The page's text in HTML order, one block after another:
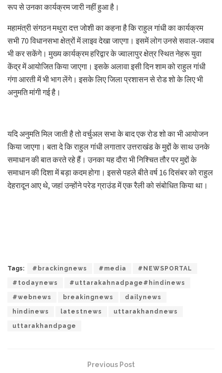
रूप से उनका कार्यक्रम जारी नहीं हुआ है।
महामंत्री संगठन मथुरा दत्त जोशी का कहना है कि राहुल गांधी का कार्यक्रम
सभी 70 विधानसभा क्षेत्रों में लाइव देखा जाएगा। इसमें लोग उनसे सवाल-जवाब
भी कर सकेंगे। मुख्य कार्यक्रम हरिद्वार के ज्वालापुर क्षेत्र स्थित नेहरू युवा
केंद्र में आयोजित किया जाएगा। इसके अलावा इसी दिन शाम को राहुल गांधी
गंगा आरती में भी भाग लेंगे। इसके लिए जिला प्रशासन से रोड शो के लिए भी
अनुमति मांगी गई है।
यदि अनुमति मिल जाती है तो वर्चुअल सभा के बाद एक रोड शो का भी आयोजन
किया जाएगा। बता दे कि राहुल गांधी लगातार उत्तराखंड के मुद्दों के साथ उनके
समाधान की बात करते रहे हैं। उनका यह दौरा भी निश्चित तौर पर मुद्दों के
समाधान की दिशा में बड़ा कदम होगा। इससे पहले बीते वर्ष 16 दिसंबर को राहुल
देहरादून आए थे, जहां उन्होंने परेड ग्राउंड में एक रैली को संबोधित किया था।
Tags: #brackingnews #media #NEWSPORTAL
#todaynews #uttarakahnadpage#hindinews
#webnews breakingnews dailynews
hindinews latestnews uttarakhandnews
uttarakhandpage
Previous Post